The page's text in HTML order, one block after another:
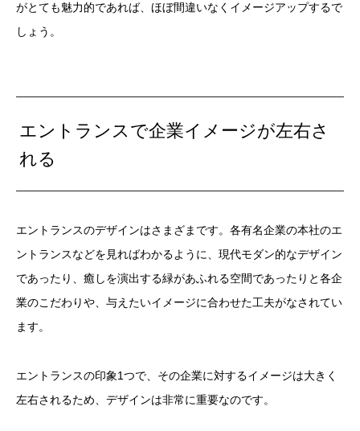
がとても魅力的であれば、ほぼ間違いなくイメージアップするで
しょう。
エントランスで企業イメージが左右さ
れる
エントランスのデザインはさまざまです。各有名企業の本社のエ
ントランスなどを見ればわかるように、現代モダン的なデザイン
であったり、癒しを演出する緑があふれる空間であったりと各企
業のこだわりや、与えたいイメージに合わせた工夫がなされてい
ます。
エントランスの印象1つで、その企業に対するイメージは大きく
左右されるため、デザインは非常に重要なのです。